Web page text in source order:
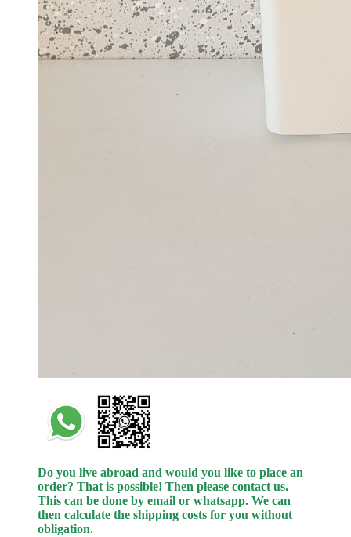
Do you live abroad and would you like to place an
order? That is possible! Then please contact us.
This can be done by email or whatsapp. We can
then calculate the shipping costs for you without
obligation.